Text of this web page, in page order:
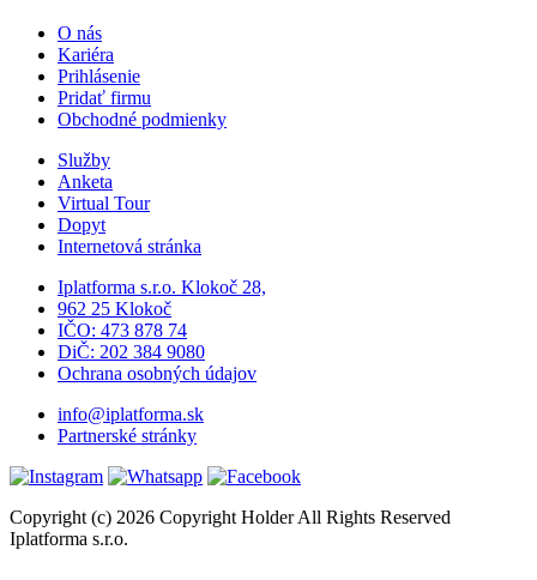
O nás
Kariéra
Prihlásenie
Pridať firmu
Obchodné podmienky
Služby
Anketa
Virtual Tour
Dopyt
Internetová stránka
Iplatforma s.r.o. Klokoč 28,
962 25 Klokoč
IČO: 473 878 74
DiČ: 202 384 9080
Ochrana osobných údajov
info@iplatforma.sk
Partnerské stránky
Copyright (c) 2026 Copyright Holder All Rights Reserved
Iplatforma s.r.o.